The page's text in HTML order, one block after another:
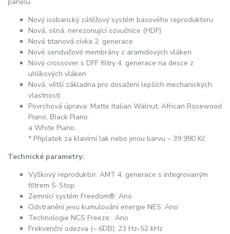
Nový isobarický zátěžový systém basového reproduktoru
Nová, silná, nerezonující ozvučnice (HDF)
Nová titanová cívka 2. generace
Nové sendvičové membrány z aramidových vláken
Nový crossover s DFF filtry 4. generace na desce z
uhlíkových vláken
Nová, větší základna pro dosažení lepších mechanických
vlastností
Povrchová úprava: Matte Italian Walnut, African Rosewood
Piano, Black Piano
a White Piano.
* Příplatek za klavírní lak nebo jinou barvu – 39 990 Kč
Technické parametry:
Výškový reproduktor: AMT 4. generace s integrovaným
filtrem S-Stop
Zemnící systém Freedom®: Ano
Odstranění jevu kumulování energie NES: Ano
Technologie NCS Freeze: Ano
Frekvenční odezva (– 6DB): 23 Hz–52 kHz